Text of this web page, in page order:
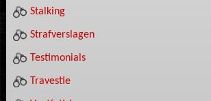
Stalking
Strafverslagen
Testimonials
Travestie